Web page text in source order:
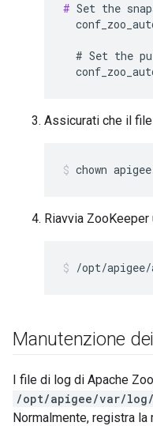
# Set the
# Set the
Assicurati che il
chown
Riavvia
/opt/
Manutenzione
I file di log di Apache
/opt/apigee/var/log/
Normalmente, registra